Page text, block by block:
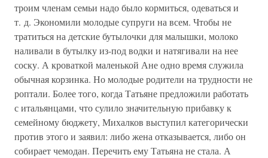
троим членам семьи надо было кормиться, одеваться и
т. д. Экономили молодые супруги на всем. Чтобы не
тратиться на детские бутылочки для малышки, молоко
наливали в бутылку из-под водки и натягивали на нее
соску. А кроваткой маленькой Ане одно время служила
обычная корзинка. Но молодые родители на трудности не
роптали. Более того, когда Татьяне предложили работать
с итальянцами, что сулило значительную прибавку к
семейному бюджету, Михалков выступил категорически
против этого и заявил: либо жена отказывается, либо он
собирает чемодан. Перечить ему Татьяна не стала. А